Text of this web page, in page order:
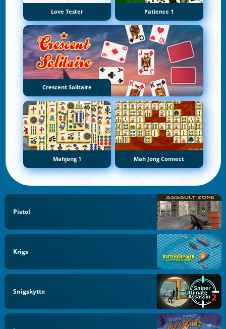
Love Tester Patience 1
Crescent Solitaire
Mahjong 1 Mah Jong Connect
Pistol
Krigs
Snigskytte